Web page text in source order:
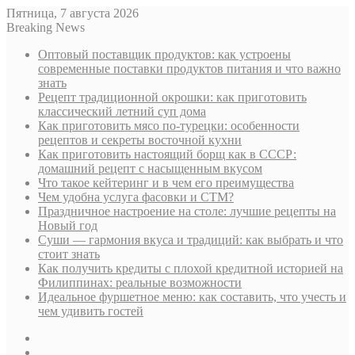
Пятница, 7 августа 2026
Breaking News
Оптовый поставщик продуктов: как устроены
современные поставки продуктов питания и что важно
знать
Рецепт традиционной окрошки: как приготовить
классический летний суп дома
Как приготовить мясо по-турецки: особенности
рецептов и секреты восточной кухни
Как приготовить настоящий борщ как в СССР:
домашний рецепт с насыщенным вкусом
Что такое кейтеринг и в чем его преимущества
Чем удобна услуга фасовки и СТМ?
Праздничное настроение на столе: лучшие рецепты на
Новый год
Суши — гармония вкуса и традиций: как выбрать и что
стоит знать
Как получить кредиты с плохой кредитной историей на
Филиппинах: реальные возможности
Идеальное фуршетное меню: как составить, что учесть и
чем удивить гостей